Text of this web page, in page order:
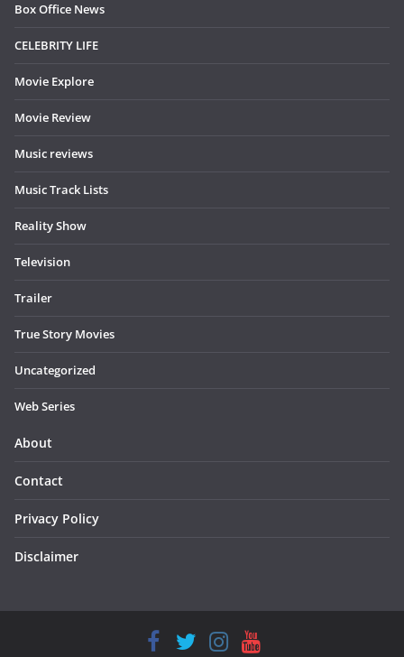
Box Office News
CELEBRITY LIFE
Movie Explore
Movie Review
Music reviews
Music Track Lists
Reality Show
Television
Trailer
True Story Movies
Uncategorized
Web Series
About
Contact
Privacy Policy
Disclaimer